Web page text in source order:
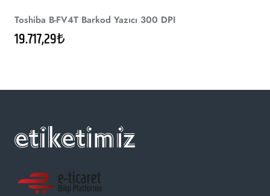
Toshiba B-FV4T Barkod Yazıcı 300 DPI
19.717,29₺